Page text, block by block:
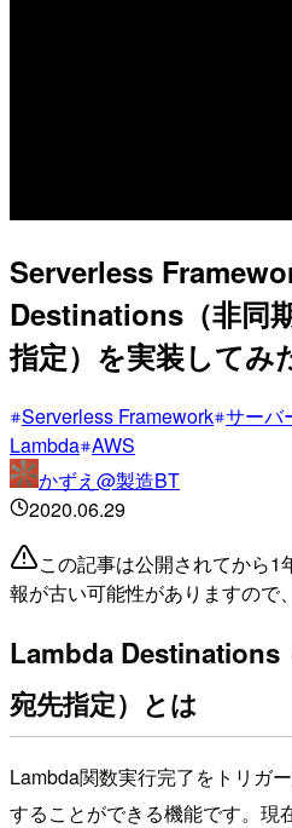
Serverless
Destinations（非同
指定）を実装してみ
Serverless Framework サーバ
Lambda AWS
かずえ@製造BT
2020.06.29
この記事は公開されてから
報が古い可能性がありますので
Lambda Destinations
宛先指定）とは
Lambda関数実行完了をトリガ
することができる機能です。現